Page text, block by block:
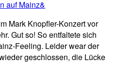
Mark Knopfler-Konzert vor
Gut so! So entfaltete sich
Feeling. Leider wear der
geschlossen, die Lücke